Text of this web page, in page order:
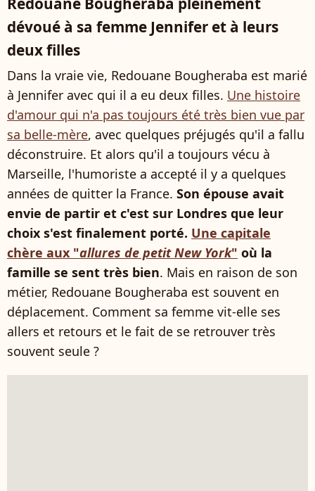
dévoué à sa femme Jennifer et à leurs
deux filles
Dans la vraie vie, Redouane Bougheraba est marié
à Jennifer avec qui il a eu deux filles. Une histoire
d'amour qui n'a pas toujours été très bien vue par
sa belle-mère, avec quelques préjugés qu'il a fallu
déconstruire. Et alors qu'il a toujours vécu à
Marseille, l'humoriste a accepté il y a quelques
années de quitter la France. Son épouse avait
envie de partir et c'est sur Londres que leur
choix s'est finalement porté. Une capitale
chère aux "allures de petit New York" où la
famille se sent très bien. Mais en raison de son
métier, Redouane Bougheraba est souvent en
déplacement. Comment sa femme vit-elle ses
allers et retours et le fait de se retrouver très
souvent seule ?